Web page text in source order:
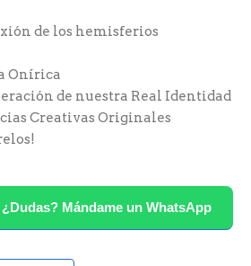
de los hemisferios
Onírica
de nuestra Real Identidad
Creativas Originales
¿Dudas? Mándame un WhatsApp